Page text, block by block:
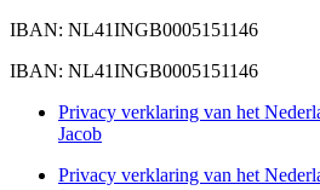
IBAN: NL41INGB0005151146
IBAN: NL41INGB0005151146
Privacy verklaring van het
Jacob
Privacy verklaring van het